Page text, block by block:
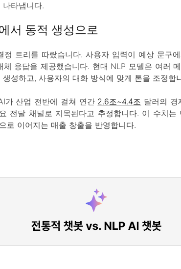
타냅니다.
서 동적 생성으로
정 트리를 따랐습니다. 사용자 입력이 예상 문구
체 응답을 제공했습니다. 현대 NLP 모델은 여러
성하고, 사용자의 대화 방식에 맞게 톤을 조정합
가 산업 전반에 걸쳐 연간 2.6조~4.4조 달러의 경
전달 채널로 지목된다고 추정합니다. 이 수치는
로 이어지는 매출 창출을 반영합니다.